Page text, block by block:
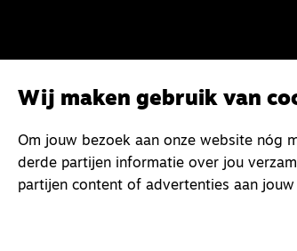
Wij maken gebruik van
Om jouw bezoek aan onze website nóg
derde partijen informatie over jou
partijen content of advertenties aan